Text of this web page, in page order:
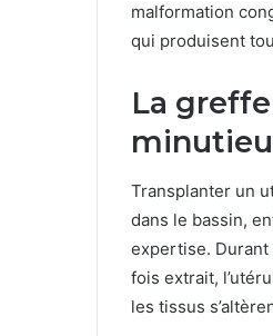
malformation
qui produisent
La
Transplanter un
dans le bassin,
expertise. Durant
fois extrait,
les tissus